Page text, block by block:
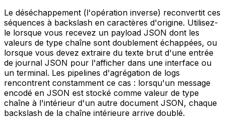
Le déséchappement (l'opération inverse) reconvertit ces
séquences à backslash en caractères d'origine. Utilisez-
le lorsque vous recevez un payload JSON dont les
valeurs de type chaîne sont doublement échappées, ou
lorsque vous devez extraire du texte brut d'une entrée
de journal JSON pour l'afficher dans une interface ou
un terminal. Les pipelines d'agrégation de logs
rencontrent constamment ce cas : lorsqu'un message
encodé en JSON est stocké comme valeur de type
chaîne à l'intérieur d'un autre document JSON, chaque
backslash de la chaîne intérieure arrive doublé.